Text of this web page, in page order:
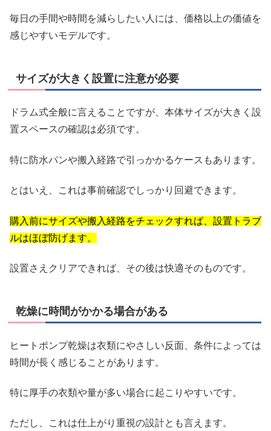
毎日の手間や時間を減らしたい人には、価格以上の価値を
感じやすいモデルです。
サイズが大きく設置に注意が必要
ドラム式全般に言えることですが、本体サイズが大きく設
置スペースの確認は必須です。
特に防水パンや搬入経路で引っかかるケースもあります。
とはいえ、これは事前確認でしっかり回避できます。
購入前にサイズや搬入経路をチェックすれば、設置トラブ
ルはほぼ防げます。
設置さえクリアできれば、その後は快適そのものです。
乾燥に時間がかかる場合がある
ヒートポンプ乾燥は衣類にやさしい反面、条件によっては
時間が長く感じることがあります。
特に厚手の衣類や量が多い場合に起こりやすいです。
ただし、これは仕上がり重視の設計とも言えます。